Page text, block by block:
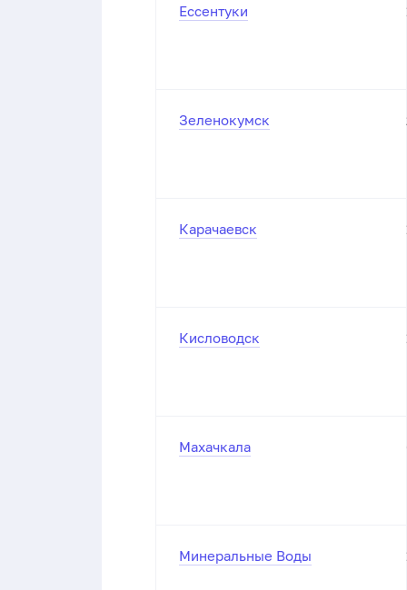
Ессентуки
Зеленокумск
Карачаевск
Кисловодск
Махачкала
Минеральные Воды